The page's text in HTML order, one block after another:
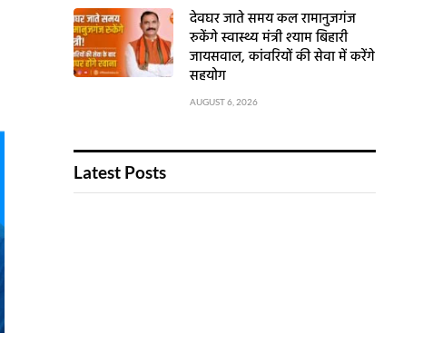
देवघर जाते समय कल रामानुजगंज
रुकेंगे स्वास्थ्य मंत्री श्याम बिहारी
जायसवाल, कांवरियों की सेवा में करेंगे
सहयोग
AUGUST 6, 2026
Latest Posts